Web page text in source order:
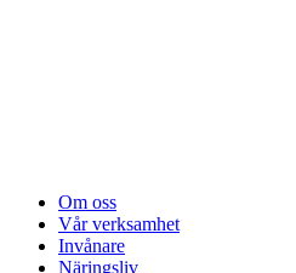
Om oss
Vår verksamhet
Invånare
Näringsliv